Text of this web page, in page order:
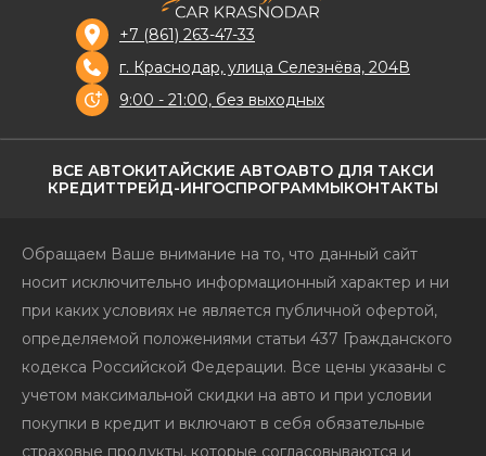
ВСЕ АВТОКИТАЙСКИЕ АВТОАВТО ДЛЯ ТАКСИ
КРЕДИТТРЕЙД-ИНГОСПРОГРАММЫКОНТАКТЫ
+7 (861) 263-47-33
г. Краснодар, улица Селезнёва, 204В
9:00 - 21:00, без выходных
Обращаем Ваше внимание на то, что данный сайт
носит исключительно информационный характер и ни
при каких условиях не является публичной офертой,
определяемой положениями статьи 437 Гражданского
кодекса Российской Федерации. Все цены указаны с
учетом максимальной скидки на авто и при условии
покупки в кредит и включают в себя обязательные
страховые продукты, которые согласовываются и